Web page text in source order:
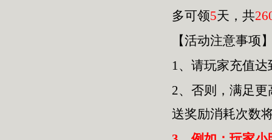
多可领5天，共
【活动注意事项
1、请玩家充值
2、否则，满足
送奖励消耗次数